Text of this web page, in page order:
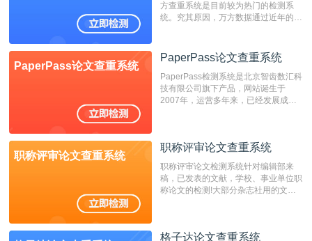
方查重系统是目前较为热门的检测系
统。究其原因，万方数据通过近年的发
检测系统，其真实性和权威性无可厚
非。其次，相对于知网而言，万方检测
费用少，上手容易，是学生初次论文查
重的推荐系统。
PaperPass论文查重系统
PaperPass论文查重系统
PaperPass检测系统是北京智齿数汇科
技有限公司旗下产品，网站诞生于
2007年，运营多年来，已经发展成为
检测速度快、精度高，市场反映良好。
职称评审论文查重系统
职称评审论文查重系统
职称评审论文检测系统针对编辑部来
稿，已发表的文献，学校、事业单位职
称论文的检测!大部分杂志社用的文献
编辑部检测来稿和已发表的文献,检测
格子达论文查重系统